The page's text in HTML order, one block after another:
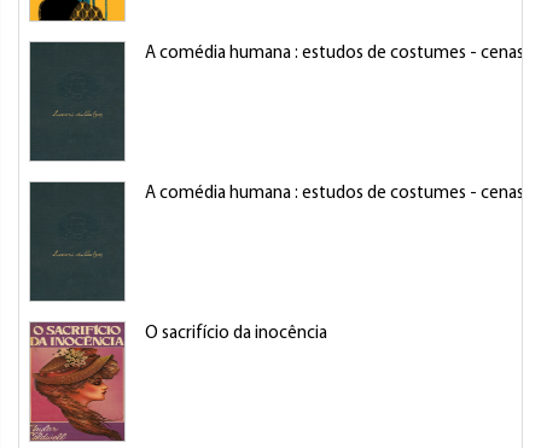
A comédia humana : estudos de costumes - cenas
A comédia humana : estudos de costumes - cenas
O sacrifício da inocência